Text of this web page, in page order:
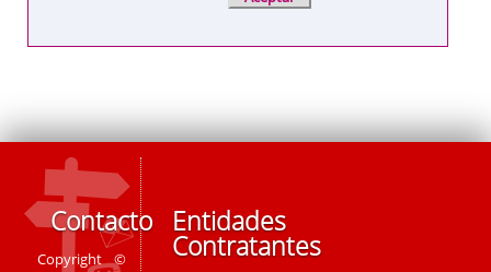
Contacto
Copyright ©
Entidades
Contratantes